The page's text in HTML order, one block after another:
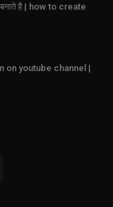
है | how to create
on youtube channel |